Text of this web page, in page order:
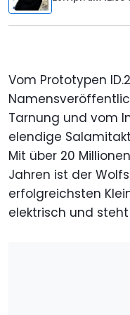
Vom Prototypen
Tarnung und vom
elendige
Mit über 20
Jahren ist der
erfolgreichsten
elektrisch und